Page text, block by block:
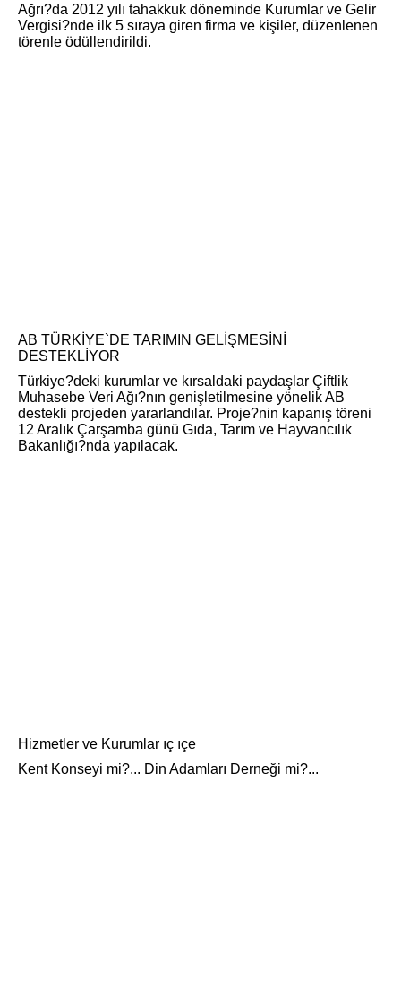
Ağrı?da 2012 yılı tahakkuk döneminde Kurumlar ve Gelir
Vergisi?nde ilk 5 sıraya giren firma ve kişiler, düzenlenen
törenle ödüllendirildi.
AB TÜRKİYE`DE TARIMIN GELİŞMESİNİ
DESTEKLİYOR
Türkiye?deki kurumlar ve kırsaldaki paydaşlar Çiftlik
Muhasebe Veri Ağı?nın genişletilmesine yönelik AB
destekli projeden yararlandılar. Proje?nin kapanış töreni
12 Aralık Çarşamba günü Gıda, Tarım ve Hayvancılık
Bakanlığı?nda yapılacak.
Hizmetler ve Kurumlar ıç ıçe
Kent Konseyi mi?... Din Adamları Derneği mi?...